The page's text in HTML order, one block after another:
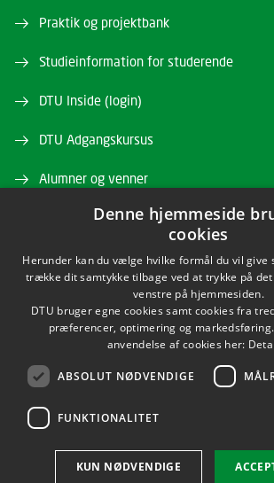
Praktik og projektbank
Studieinformation for studerende
DTU Inside (login)
DTU Adgangskursus
Alumner og venner
DTU Bibliotek
DTU Orbit
LINKEDIN
Denne hjemmeside
cookies
Herunder kan du vælge hvilke formål du vil give
trække dit samtykke tilbage ved at trykke på
venstre på hjemmesiden.
DTU bruger egne cookies samt cookies fra
præferencer, optimering og
anvendelse af cookies her:
ABSOLUT NØDVENDIGE
FUNKTIONALITET
KUN NØDVENDIGE